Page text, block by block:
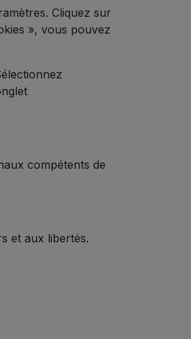
Cliquez sur
», vous pouvez
compétents de
et aux libertés.